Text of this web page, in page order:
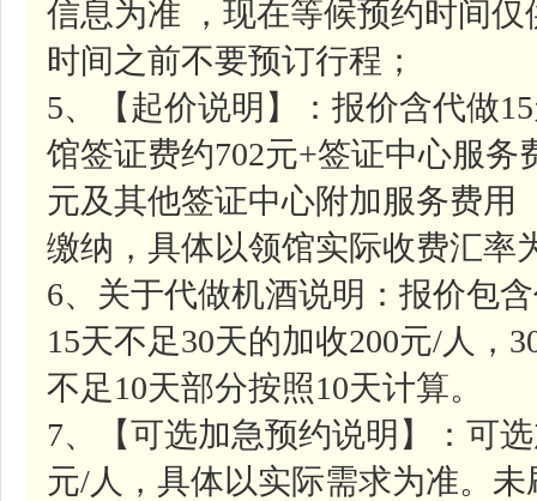
信息为准 ，现在等候预约时间
时间之前不要预订行程；
5、【起价说明】：报价含代做
馆签证费约702元+签证中心服务
元及其他签证中心附加服务费用
缴纳，具体以领馆实际收费汇率
6、关于代做机酒说明：报价包
15天不足30天的加收200元/人，
不足10天部分按照10天计算。
7、【可选加急预约说明】：可
元/人，具体以实际需求为准。